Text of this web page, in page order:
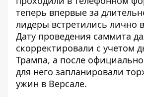
теперь впервые за
лидеры встретились лично
Дату проведения саммита
скорректировали с учетом
Трампа, а после
для него запланировали
ужин в Версале.